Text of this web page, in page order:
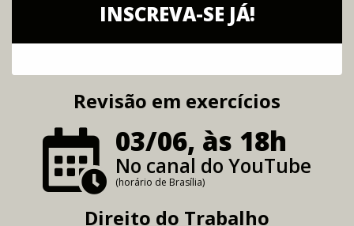
INSCREVA-SE JÁ!
Revisão em exercícios
03/06, às 18h
No canal do YouTube
(horário de Brasília)
Direito do Trabalho